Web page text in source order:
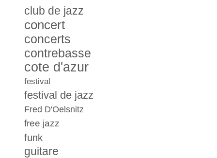
club de jazz
concert
concerts
contrebasse
cote d'azur
festival
festival de jazz
Fred D'Oelsnitz
free jazz
funk
guitare